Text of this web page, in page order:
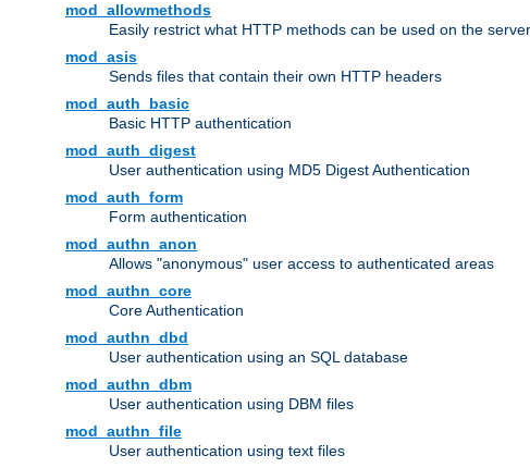
mod_allowmethods
Easily restrict what HTTP methods can be used on the server
mod_asis
Sends files that contain their own HTTP headers
mod_auth_basic
Basic HTTP authentication
mod_auth_digest
User authentication using MD5 Digest Authentication
mod_auth_form
Form authentication
mod_authn_anon
Allows "anonymous" user access to authenticated areas
mod_authn_core
Core Authentication
mod_authn_dbd
User authentication using an SQL database
mod_authn_dbm
User authentication using DBM files
mod_authn_file
User authentication using text files